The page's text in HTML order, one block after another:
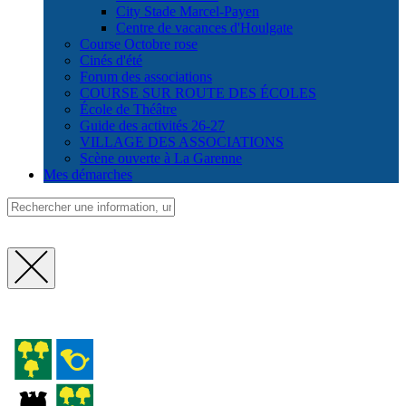
City Stade Marcel-Payen
Centre de vacances d'Houlgate
Course Octobre rose
Cinés d'été
Forum des associations
COURSE SUR ROUTE DES ÉCOLES
École de Théâtre
Guide des activités 26-27
VILLAGE DES ASSOCIATIONS
Scène ouverte à La Garenne
Mes démarches
Fermer